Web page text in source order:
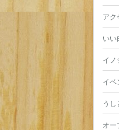
アク
いい
イノ
イベ
うし
オー